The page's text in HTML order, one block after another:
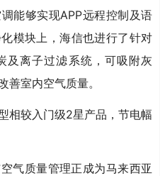
能够实现APP远程控制及语
模块上，海信也进行了针对
及离子过滤系统，可吸附灰
室内空气质量。
相较入门级2星产品，节电幅
气质量管理正成为马来西亚